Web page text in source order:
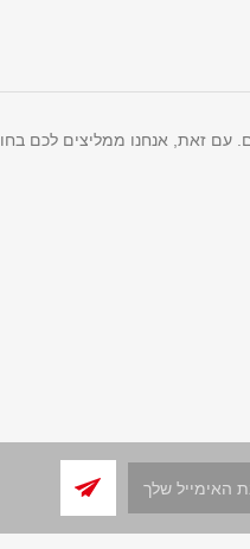
עם זאת, אנחנו ממליצים